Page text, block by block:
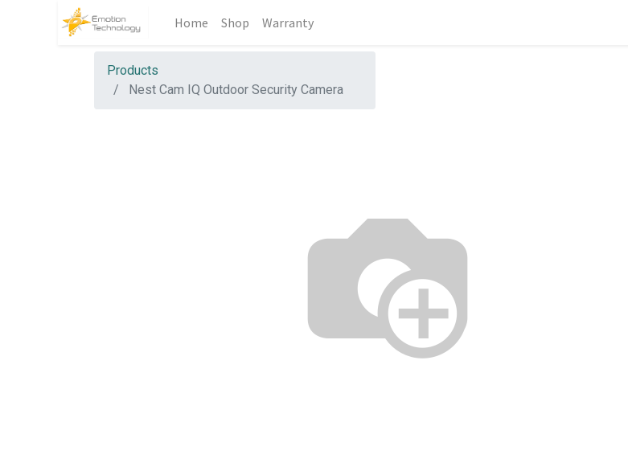
Home Shop Warranty
Products
Nest Cam IQ Outdoor Security Camera